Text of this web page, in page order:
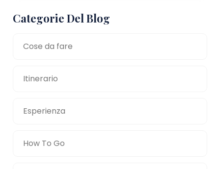
Categorie Del Blog
Cose da fare
Itinerario
Esperienza
How To Go